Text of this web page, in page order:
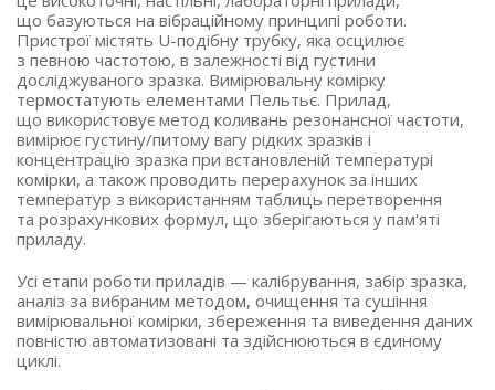
що базуються на вібраційному принципі роботи.
Пристрої містять U-подібну трубку, яка осцилює
з певною частотою, в залежності від густини
досліджуваного зразка. Вимірювальну комірку
термостатують елементами Пельтьє. Прилад,
що використовує метод коливань резонансної частоти,
вимірює густину/питому вагу рідких зразків і
концентрацію зразка при встановленій температурі
комірки, а також проводить перерахунок за інших
температур з використанням таблиць перетворення
та розрахункових формул, що зберігаються у пам'яті
приладу.
Усі етапи роботи приладів — калібрування, забір зразка,
аналіз за вибраним методом, очищення та сушіння
вимірювальної комірки, збереження та виведення даних
повністю автоматизовані та здійснюються в єдиному
циклі.